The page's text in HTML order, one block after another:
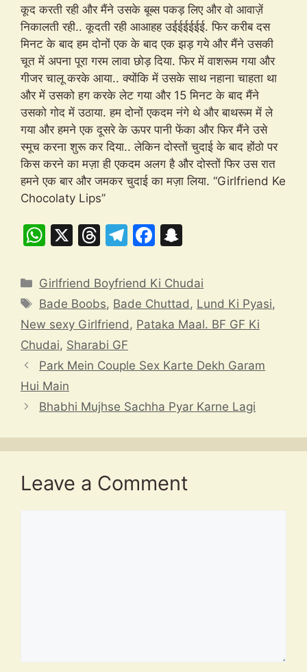
कूद करती रही और मैंने उसके बूब्स पकड़ लिए और वो आवाज़ें
निकालती रही.. कूदती रही आआहह उईईईईईई. फिर करीब दस
मिनट के बाद हम दोनों एक के बाद एक झड़ गये और मैंने उसकी
चूत में अपना पूरा गरम लावा छोड़ दिया. फिर में वाशरूम गया और
गीजर चालू करके आया.. क्योंकि में उसके साथ नहाना चाहता था
और में उसको हग करके लेट गया और 15 मिनट के बाद मैंने
उसको गोद में उठाया. हम दोनों एकदम नंगे थे और बाथरूम में ले
गया और हमने एक दूसरे के ऊपर पानी फेंका और फिर मैंने उसे
स्मूच करना शुरू कर दिया.. लेकिन दोस्तों चुदाई के बाद होंठो पर
किस करने का मज़ा ही एकदम अलग है और दोस्तों फिर उस रात
हमने एक बार और जमकर चुदाई का मज़ा लिया. “Girlfriend Ke
Chocolaty Lips”
W
at
s
A
p
p
X
T
e
a
d
s
T
e
gr
a
m
F
c
e
b
o
a
p
c
at
Categories
Girlfriend Boyfriend Ki Chudai
Tags
Bade Boobs, Bade Chuttad, Lund Ki Pyasi,
New sexy Girlfriend, Pataka Maal. BF GF Ki
Chudai, Sharabi GF
Park Mein Couple Sex Karte Dekh Garam
Hui Main
Bhabhi Mujhse Sachha Pyar Karne Lagi
Leave a Comment